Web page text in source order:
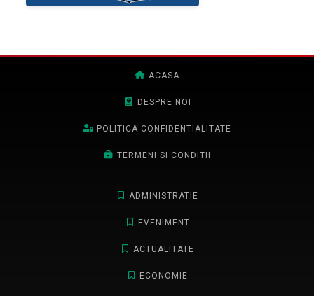
ACASA
DESPRE NOI
POLITICA CONFIDENTIALITATE
TERMENI SI CONDITII
ADMINISTRATIE
EVENIMENT
ACTUALITATE
ECONOMIE